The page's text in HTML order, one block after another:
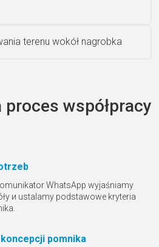
terenu wokół nagrobka
współpracy
WhatsApp wyjaśniamy
и ustalamy podstawowe kryteria
pomnika